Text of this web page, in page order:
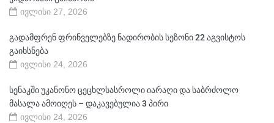
ივლისი 27, 2026
გადამფრენ ფრინველებზე ნადირობის სეზონი 22 აგვისტოს
გაიხსნება
ივლისი 24, 2026
სენაკში უკანონო ცეცხლსასროლი იარაღი და საბრძოლო
მასალა ამოიღეს – დაკავებულია 3 პირი
ივლისი 24, 2026